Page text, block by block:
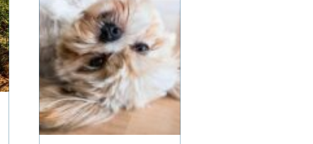
er tæt på din idealvægt
og ønsker at forme
kroppen enkelte steder...